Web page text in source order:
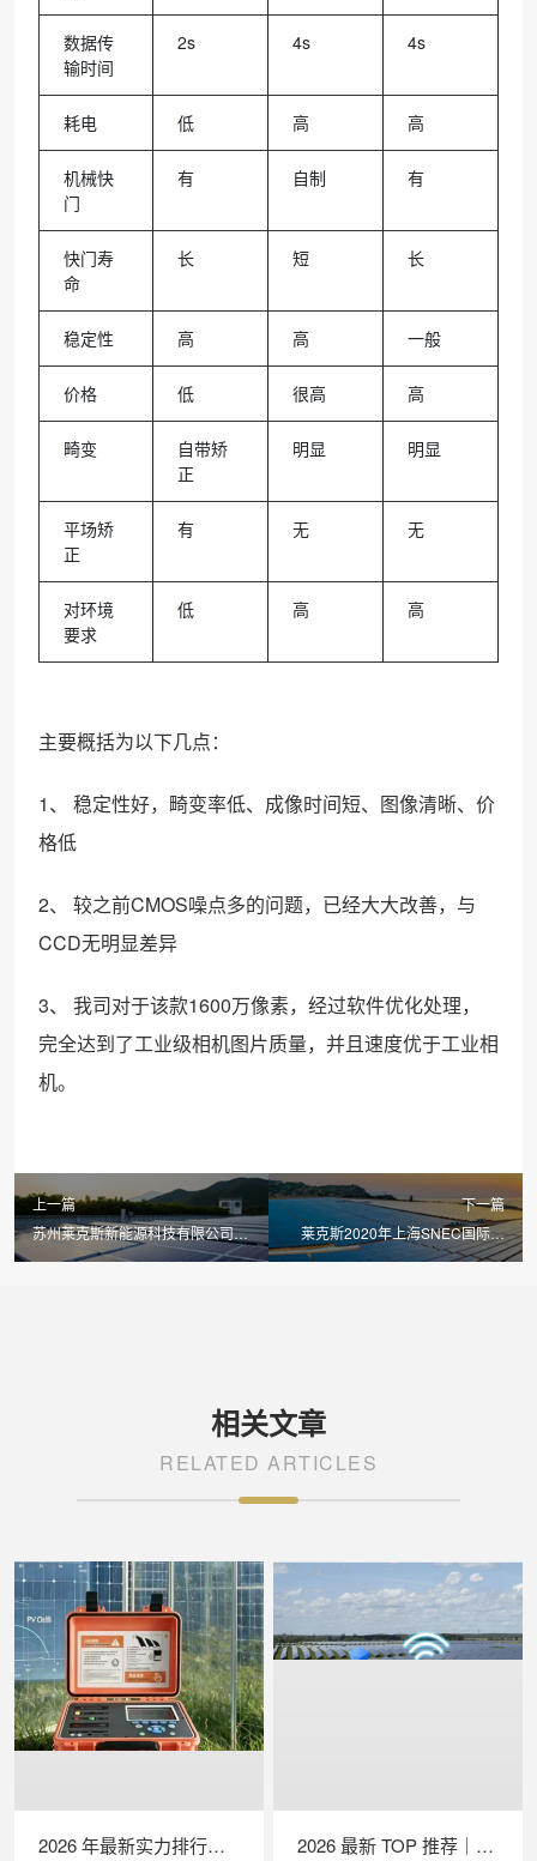
数据传
输时间
2s 4s 4s
耗电 低 高 高
机械快
门
有 自制 有
快门寿
命
长 短 长
稳定性 高 高 一般
价格 低 很高 高
畸变
自带矫
正
明显 明显
平场矫
正
有 无 无
对环境
要求
低 高 高
主要概括为以下几点：
1、 稳定性好，畸变率低、成像时间短、图像清晰、价
格低
2、 较之前CMOS噪点多的问题，已经大大改善，与
CCD无明显差异
3、 我司对于该款1600万像素，经过软件优化处理，
完全达到了工业级相机图片质量，并且速度优于工业相
机。
上一篇
苏州莱克斯新能源科技有限公司正
式复工-光伏检测类
下一篇
莱克斯2020年上海SNEC国际光
伏展邀请函
相关文章
RELATED ARTICLES
2026 年最新实力排行｜苏州 LAILX LX‑PV32 便携式 IV 测试仪深度测评 2026 最新 TOP 推荐｜绝缘接地综合测试仪实力排行，LAILX LXH601 深度解析